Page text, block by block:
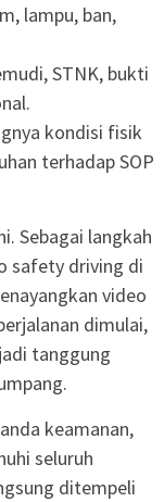
lampu, ban,
STNK, bukti
kondisi fisik
terhadap SOP
Sebagai langkah
safety driving di
video
dimulai,
tanggung
keamanan,
seluruh
ditempeli